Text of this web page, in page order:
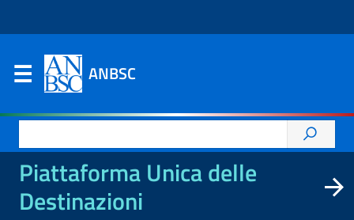
ANBSC
per:
Piattaforma Unica delle
Destinazioni